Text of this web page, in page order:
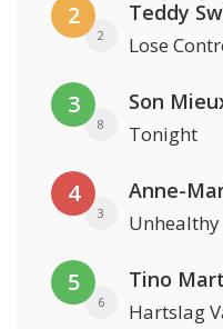
2
2
Teddy
Lose
3
8
Son
Tonight
4
3
Anne-
Unhealthy
5
6
Tino
Hartslag